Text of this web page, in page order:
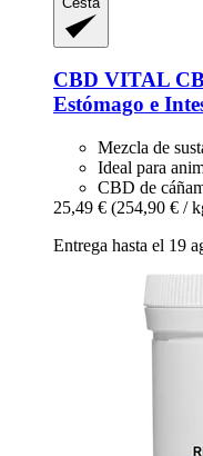
CBD VITAL
Estómago e
Mezcla de
Ideal para
CBD de
25,49 € (254,90 € /
Entrega hasta el 19